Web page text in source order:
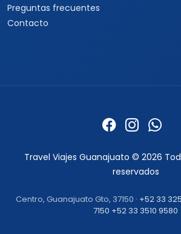
Preguntas frecuentes
Contacto
Travel Viajes Guanajuato © 2026
reservados
Centro, Guanajuato Gto, 37150 · +52 33
7150 +52 33 3510 9580